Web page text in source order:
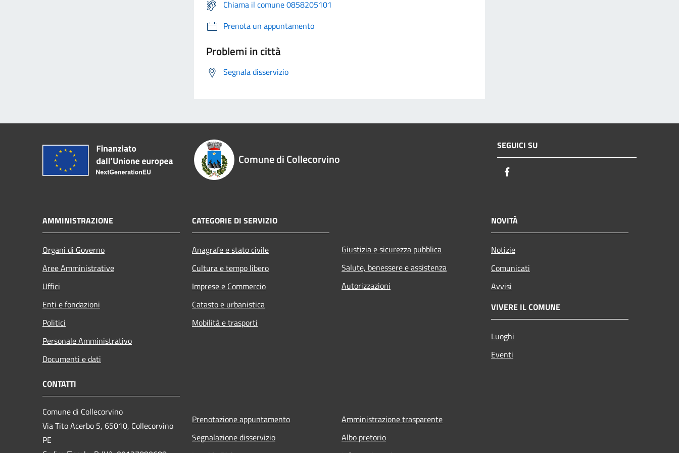
Chiama il comune 0858205101
Prenota un appuntamento
Problemi in città
Segnala disservizio
Comune di Collecorvino
SEGUICI SU
AMMINISTRAZIONE
Organi di Governo
Aree Amministrative
Uffici
Enti e fondazioni
Politici
Personale Amministrativo
Documenti e dati
CATEGORIE DI SERVIZIO
Anagrafe e stato civile
Cultura e tempo libero
Imprese e Commercio
Catasto e urbanistica
Mobilità e trasporti
Giustizia e sicurezza pubblica
Salute, benessere e assistenza
Autorizzazioni
NOVITÀ
Notizie
Comunicati
Avvisi
VIVERE IL COMUNE
Luoghi
Eventi
CONTATTI
Comune di Collecorvino
Via Tito Acerbo 5, 65010, Collecorvino
PE
Prenotazione appuntamento
Segnalazione disservizio
Amministrazione trasparente
Albo pretorio